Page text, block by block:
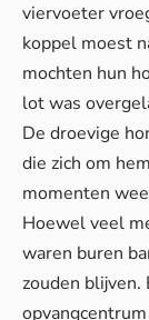
viervoeter
koppel moest
mochten hun
lot was
De droevige
die zich om
momenten
Hoewel veel
waren buren
zouden blijven.